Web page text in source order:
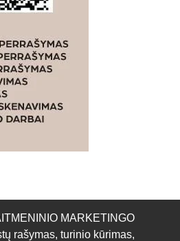
MARKETINGO
rašymas, turinio kūrimas,